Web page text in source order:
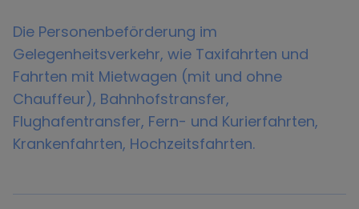
Die Personenbeförderung im
Gelegenheitsverkehr, wie Taxifahrten und
Fahrten mit Mietwagen (mit und ohne
Chauffeur), Bahnhofstransfer,
Flughafentransfer, Fern- und Kurierfahrten,
Krankenfahrten, Hochzeitsfahrten.